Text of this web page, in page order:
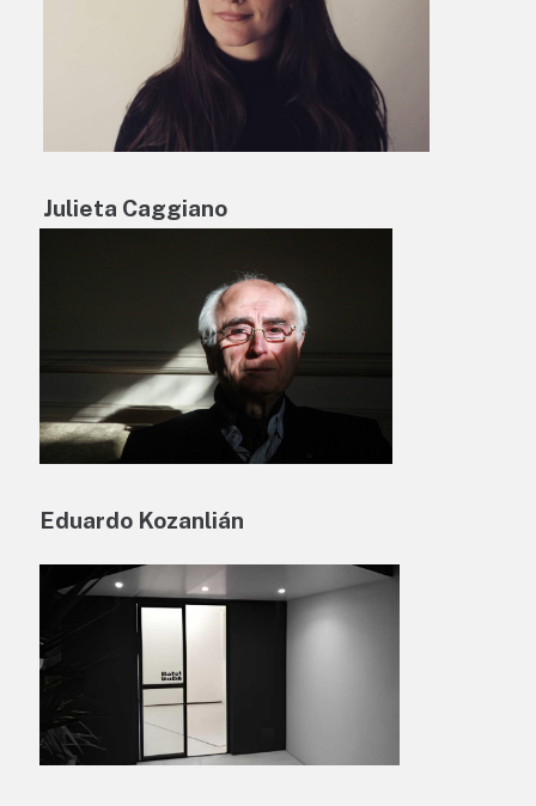
Julieta Caggiano
Eduardo Kozanlián